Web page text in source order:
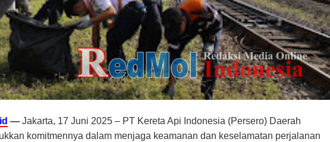
—Jakarta, 17 Juni 2025 – PT Kereta Api Indonesia (Persero) Daerah
komitmennya dalam menjaga keamanan dan keselamatan perjalanan